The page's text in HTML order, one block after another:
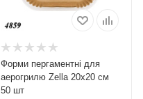
Форми пергаментні для
аерогрилю Zella 20х20 см
50 шт